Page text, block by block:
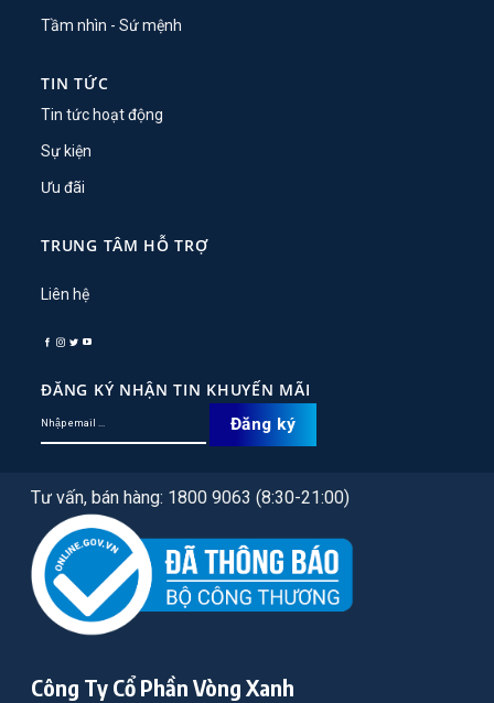
Tầm nhìn - Sứ mệnh
TIN TỨC
Tin tức hoạt động
Sự kiện
Ưu đãi
TRUNG TÂM HỖ TRỢ
Liên hệ
ĐĂNG KÝ NHẬN TIN KHUYẾN MÃI
Tư vấn, bán hàng: 1800 9063 (8:30-21:00)
Công Ty Cổ Phần Vòng Xanh